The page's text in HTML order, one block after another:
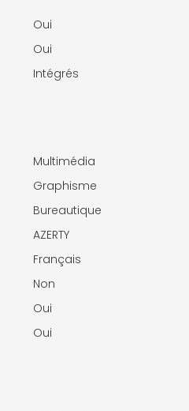
Oui
Oui
Intégrés
Multimédia
Graphisme
Bureautique
AZERTY
Français
Non
Oui
Oui